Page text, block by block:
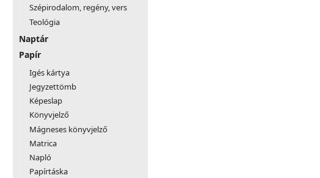
Szépirodalom, regény, vers
Teológia
Naptár
Papír
Igés kártya
Jegyzettömb
Képeslap
Könyvjelző
Mágneses könyvjelző
Matrica
Napló
Papírtáska